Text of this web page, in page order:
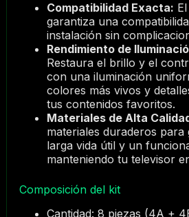
Compatibilidad Exacta:
garantiza una
instalación sin
Rendimiento de
Restaura el brillo y el
con una iluminación
colores más vivos y
tus contenidos favoritos.
Materiales de Alta
materiales duraderos
larga vida útil y un
manteniendo tu televisor
Composición del kit
Cantidad: 8 piezas (4A +